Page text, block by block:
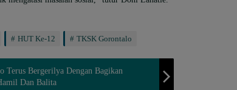
HUT Ke-12 TKSK Gorontalo
Terus Bergerilya Dengan Bagikan
Dan Balita